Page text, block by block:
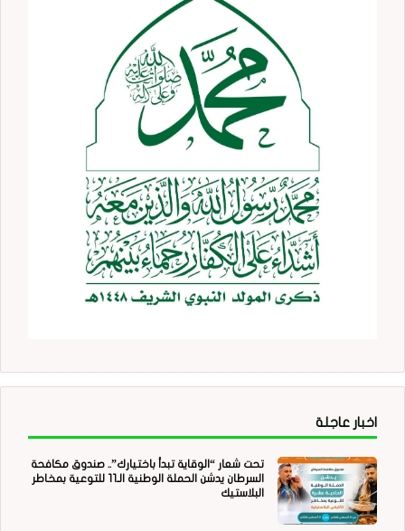
اخبار عاجلة
تحت شعار “الوقاية تبدأ باختيارك”.. صندوق مكافحة
السرطان يدشن الحملة الوطنية الـ11 للتوعية بمخاطر
البلاستيك